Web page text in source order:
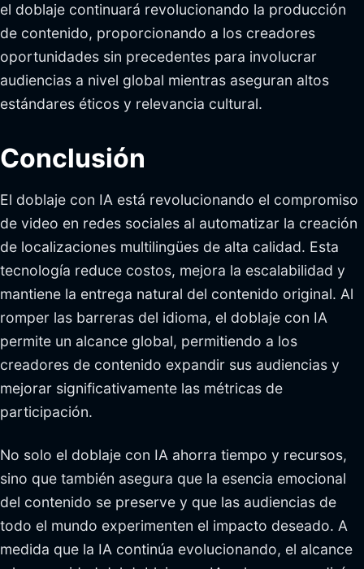
el doblaje continuará revolucionando la producción
de contenido, proporcionando a los creadores
oportunidades sin precedentes para involucrar
audiencias a nivel global mientras aseguran altos
estándares éticos y relevancia cultural.
Conclusión
El doblaje con IA está revolucionando el compromiso
de video en redes sociales al automatizar la creación
de localizaciones multilingües de alta calidad. Esta
tecnología reduce costos, mejora la escalabilidad y
mantiene la entrega natural del contenido original. Al
romper las barreras del idioma, el doblaje con IA
permite un alcance global, permitiendo a los
creadores de contenido expandir sus audiencias y
mejorar significativamente las métricas de
participación.
No solo el doblaje con IA ahorra tiempo y recursos,
sino que también asegura que la esencia emocional
del contenido se preserve y que las audiencias de
todo el mundo experimenten el impacto deseado. A
medida que la IA continúa evolucionando, el alcance